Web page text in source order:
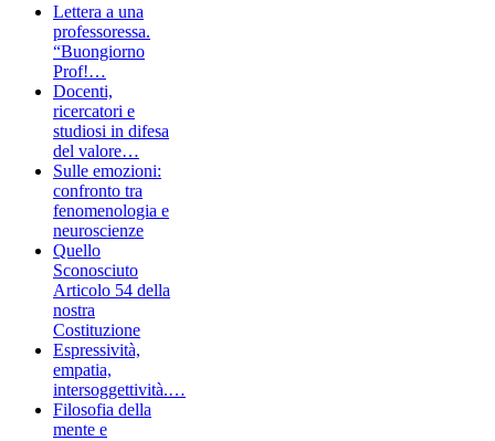
Lettera a una
professoressa.
“Buongiorno
Prof!…
Docenti,
ricercatori e
studiosi in difesa
del valore…
Sulle emozioni:
confronto tra
fenomenologia e
neuroscienze
Quello
Sconosciuto
Articolo 54 della
nostra
Costituzione
Espressività,
empatia,
intersoggettività.…
Filosofia della
mente e